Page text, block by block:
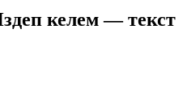
келем — текст